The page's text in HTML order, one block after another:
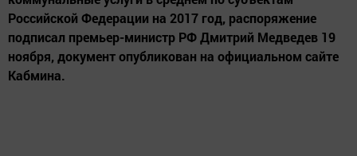
Российской Федерации на 2017 год, распоряжение
подписал премьер-министр РФ Дмитрий Медведев 19
ноября, документ опубликован на официальном сайте
Кабмина.